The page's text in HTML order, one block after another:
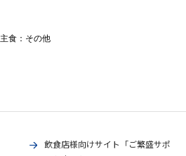
主食：その他
飲食店様向けサイト「ご繁盛サポ